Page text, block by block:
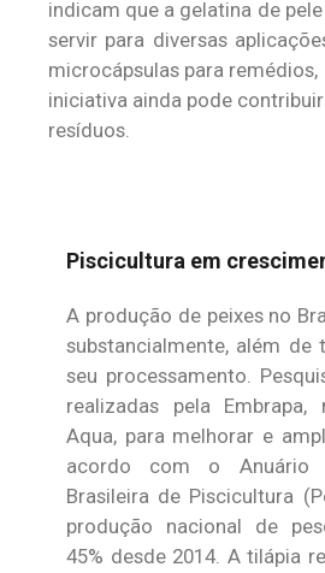
indicam que a gelatina de
servir para diversas
microcápsulas para remédios,
iniciativa ainda pode
resíduos.
Piscicultura em
A produção de peixes no
substancialmente, além de
seu processamento.
realizadas pela Embrapa,
Aqua, para melhorar e
acordo com o Anuário
Brasileira de Piscicultura
produção nacional de
45% desde 2014. A tilápia